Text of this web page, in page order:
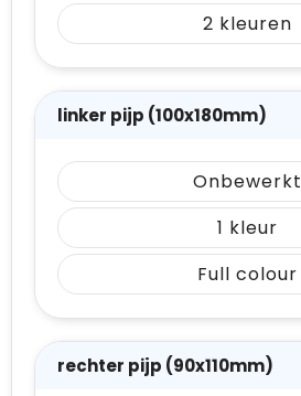
2
linker pijp (100x180mm)
Onbewerkt
1
Full colour
rechter pijp (90x110mm)